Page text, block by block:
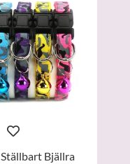
Bjällra